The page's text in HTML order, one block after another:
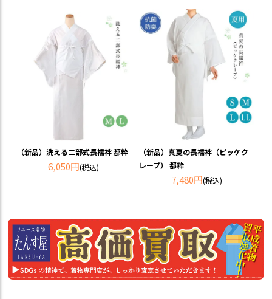
（新品）洗える二部式長襦袢 都粋
6,050円(税込)
（新品）真夏の長襦袢（ピッケク
レープ） 都粋
7,480円(税込)